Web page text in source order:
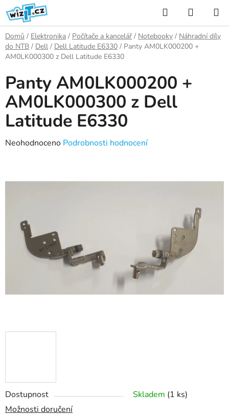
Přejít
na
obsah
Hledat
KOŠÍK
Domů / Elektronika / Počítače a kancelář / Notebooky / Náhradní díly
do NTB / Dell / Dell Latitude E6330 / Panty AM0LK000200 +
AM0LK000300 z Dell Latitude E6330
Dostupnost Skladem (1 ks)
Možnosti doručení
Panty AM0LK000200 +
AM0LK000300 z Dell
Latitude E6330
Průměrné
je
hvězdiček.
Neohodnoceno Podrobnosti hodnocení